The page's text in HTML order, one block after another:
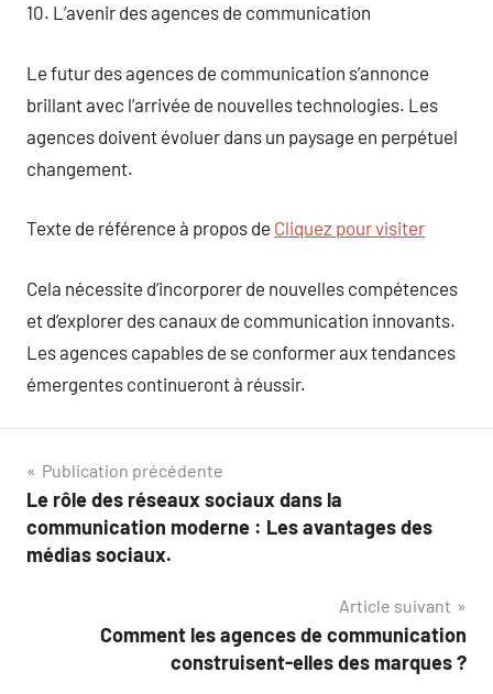
10. L’avenir des agences de communication
Le futur des agences de communication s’annonce
brillant avec l’arrivée de nouvelles technologies. Les
agences doivent évoluer dans un paysage en perpétuel
changement.
Texte de référence à propos de Cliquez pour visiter
Cela nécessite d’incorporer de nouvelles compétences
et d’explorer des canaux de communication innovants.
Les agences capables de se conformer aux tendances
émergentes continueront à réussir.
Navigation
de
l’article
Publication précédente
Le rôle des réseaux sociaux dans la
communication moderne : Les avantages des
médias sociaux.
Article suivant
Comment les agences de communication
construisent-elles des marques ?